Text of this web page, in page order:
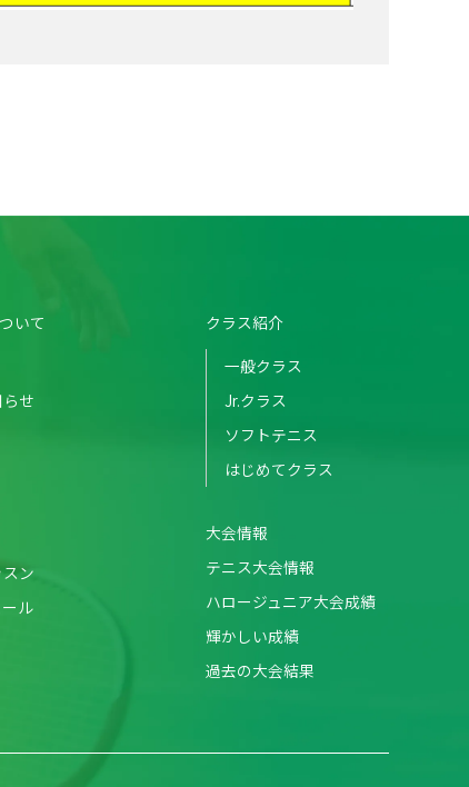
いて
せ
ン
ル
クラス紹介
一般クラス
Jr.クラス
ソフトテニス
はじめてクラス
大会情報
テニス大会情報
ハロージュニア大会成績
輝かしい成績
過去の大会結果